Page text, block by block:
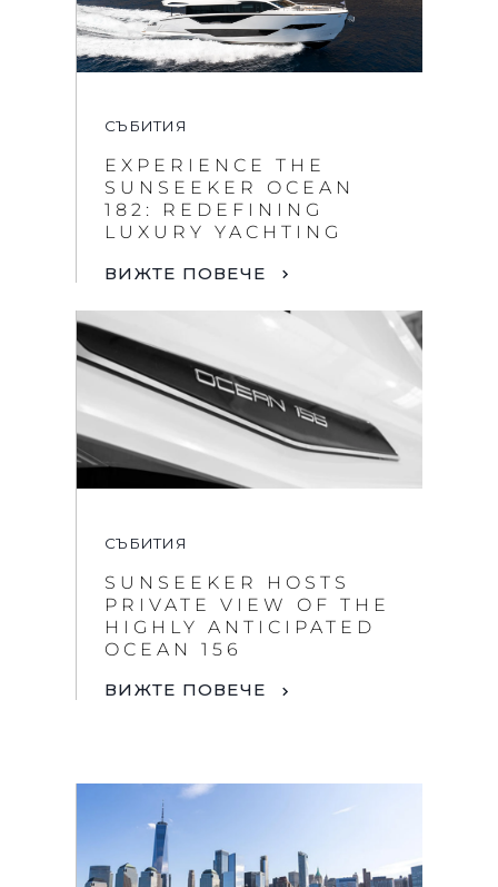
СЪБИТИЯ
EXPERIENCE THE
SUNSEEKER OCEAN
182: REDEFINING
LUXURY YACHTING
ВИЖТЕ ПОВЕЧЕ
СЪБИТИЯ
SUNSEEKER HOSTS
PRIVATE VIEW OF THE
HIGHLY ANTICIPATED
OCEAN 156
ВИЖТЕ ПОВЕЧЕ